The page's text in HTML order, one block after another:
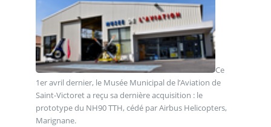
Ce
1er avril dernier, le Musée Municipal de l’Aviation de
Saint-Victoret a reçu sa dernière acquisition : le
prototype du NH90 TTH, cédé par Airbus Helicopters,
Marignane.